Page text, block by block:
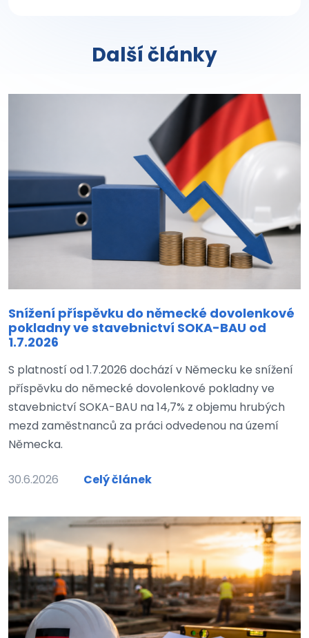
Další články
Snížení příspěvku do německé dovolenkové
pokladny ve stavebnictví SOKA-BAU od
1.7.2026
S platností od 1.7.2026 dochází v Německu ke snížení
příspěvku do německé dovolenkové pokladny ve
stavebnictví SOKA-BAU na 14,7% z objemu hrubých
mezd zaměstnanců za práci odvedenou na území
Německa.
30.6.2026 Celý článek